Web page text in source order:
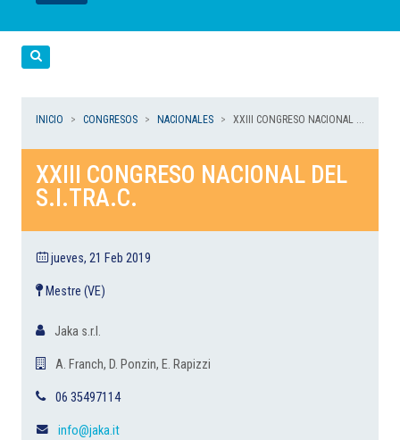
LEER
LEER
LEER
LEER
LEER
INICIO CONGRESOS NACIONALES XXIII CONGRESO NACIONAL ...
XXIII CONGRESO NACIONAL DEL
S.I.TRA.C.
jueves, 21 Feb 2019
Mestre (VE)
Jaka s.r.l.
A. Franch, D. Ponzin, E. Rapizzi
06 35497114
info@jaka.it